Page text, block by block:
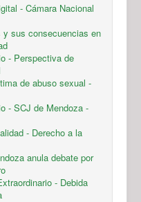
- Cámara Nacional
y sus consecuencias en
- Perspectiva de
de abuso sexual -
- SCJ de Mendoza -
- Derecho a la
anula debate por
- Debida